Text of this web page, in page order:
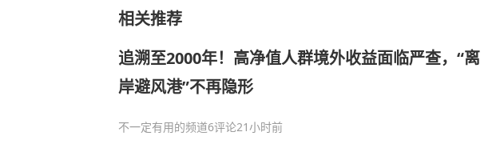
相关推荐
追溯至2000年！高净值人群境外收益面临严查，“离
岸避风港”不再隐形
不一定有用的频道6评论21小时前